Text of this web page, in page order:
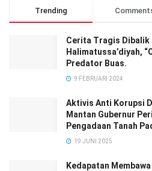
Trending
Cerita Tragis Dibalik
Halimatussa’diyah,
Predator Buas.
9 FEBRUARI 2024
Aktivis Anti Korupsi
Mantan Gubernur
Pengadaan Tanah
19 JUNI 2025
Kedapatan